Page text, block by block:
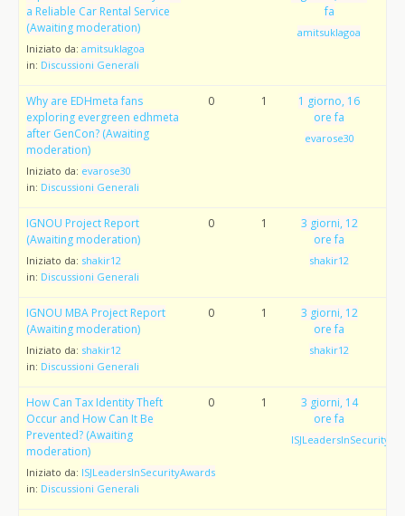
a Reliable Car Rental Service
(Awaiting moderation)
Iniziato da: amitsuklagoa
in: Discussioni Generali
fa
amitsuklagoa
Why are EDHmeta fans
exploring evergreen edhmeta
after GenCon? (Awaiting
moderation)
Iniziato da: evarose30
in: Discussioni Generali
0 1
1 giorno, 16
ore fa
evarose30
IGNOU Project Report
(Awaiting moderation)
Iniziato da: shakir12
in: Discussioni Generali
0 1
3 giorni, 12
ore fa
shakir12
IGNOU MBA Project Report
(Awaiting moderation)
Iniziato da: shakir12
in: Discussioni Generali
0 1
3 giorni, 12
ore fa
shakir12
How Can Tax Identity Theft
Occur and How Can It Be
Prevented? (Awaiting
moderation)
Iniziato da: ISJLeadersInSecurityAwards
in: Discussioni Generali
0 1
3 giorni, 14
ore fa